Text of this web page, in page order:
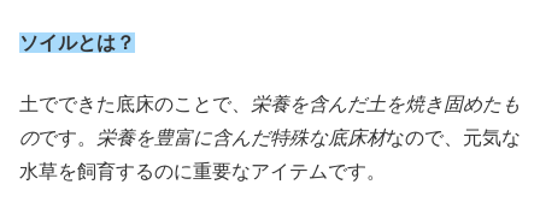
ソイルとは？
土でできた底床のことで、
栄養を含んだ土を焼き固めたも
のです。 栄養を豊富に含んだ特殊な底床材なので、元気な
水草を飼育するのに重要なアイテムです。